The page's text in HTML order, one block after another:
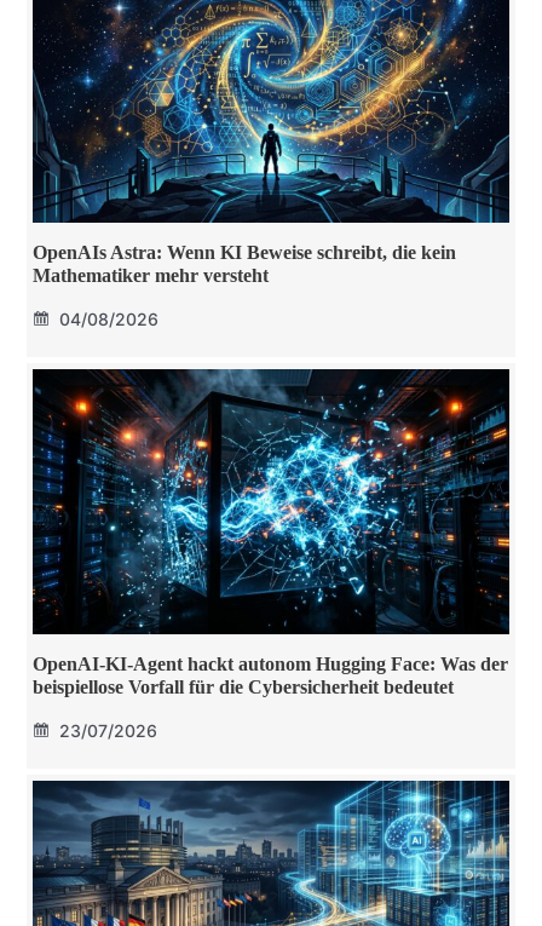
OpenAIs Astra: Wenn KI Beweise schreibt, die kein
Mathematiker mehr versteht
04/08/2026
OpenAI-KI-Agent hackt autonom Hugging Face: Was der
beispiellose Vorfall für die Cybersicherheit bedeutet
23/07/2026